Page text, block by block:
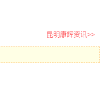
昆明康辉资讯>>